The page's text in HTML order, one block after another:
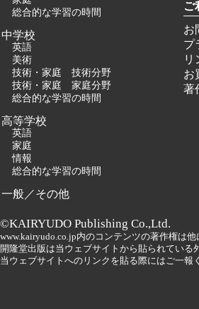
総合的な学習の時間
中学校
英語
美術
技術・家庭 技術分野
技術・家庭 家庭分野
総合的な学習の時間
高等学校
英語
家庭
情報
総合的な学習の時間
一般／その他
ご
お
プ
リ
お
著
©KAIRYUDO Publishing Co.,Ltd.
www.kairyudo.co.jp内のコンテンツの著作権は
開隆堂出版は当ウェブサイトから貼られてい
当ウェブサイトへのリンクを貼る際にはご一